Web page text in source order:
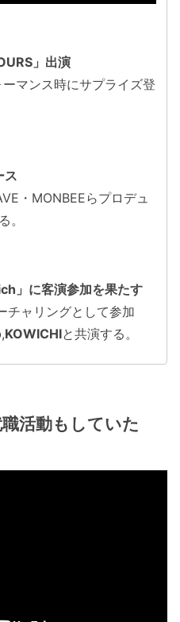
」出演
マンス時にサプライズ登
ス
・MONBEEらプロデュ
。
」に客演参加を果たす
チャリングとして参加
,KOWICHIと共演する。
活動もしていた